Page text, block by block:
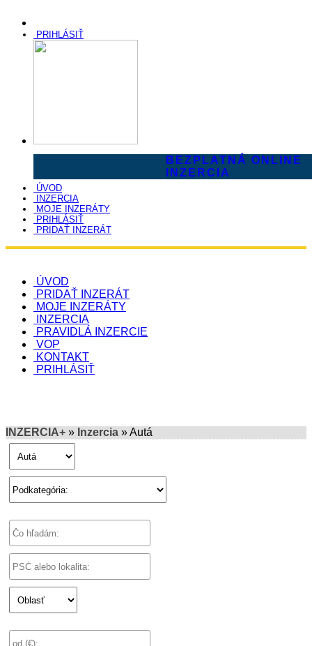
PRIHLÁSIŤ
BEZPLATNÁ ONLINE
INZERCIA
ÚVOD
INZERCIA
MOJE INZERÁTY
PRIHLÁSIŤ
PRIDAŤ INZERÁT
ÚVOD
PRIDAŤ INZERÁT
MOJE INZERÁTY
INZERCIA
PRAVIDLÁ INZERCIE
VOP
KONTAKT
PRIHLÁSIŤ
INZERCIA+ » Inzercia » Autá